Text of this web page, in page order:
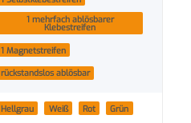
1 mehrfach ablösbarer
Klebestreifen
1 Magnetstreifen
rückstandslos ablösbar
Hellgrau Weiß Rot Grün